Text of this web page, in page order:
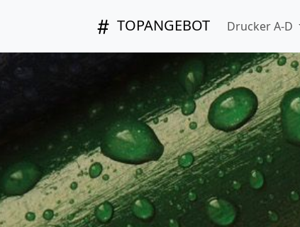
TOPANGEBOT Drucker A-D